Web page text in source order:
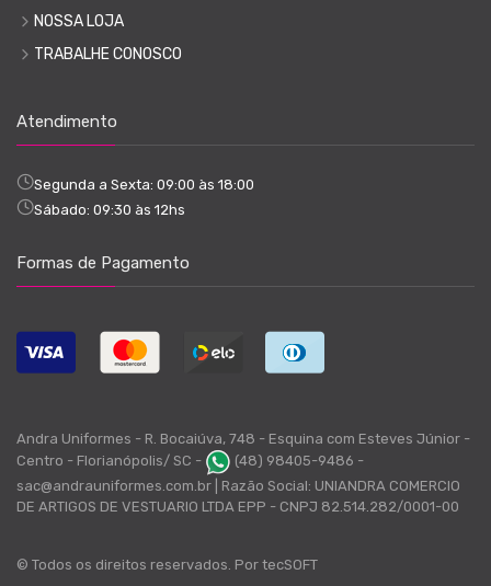
NOSSA LOJA
TRABALHE CONOSCO
Atendimento
Segunda a Sexta: 09:00 às 18:00
Sábado: 09:30 às 12hs
Formas de Pagamento
Andra Uniformes - R. Bocaiúva, 748 - Esquina com Esteves Júnior -
Centro - Florianópolis/ SC -
(48) 98405-9486 -
sac@andrauniformes.com.br | Razão Social: UNIANDRA COMERCIO
DE ARTIGOS DE VESTUARIO LTDA EPP - CNPJ 82.514.282/0001-00
© Todos os direitos reservados. Por tecSOFT